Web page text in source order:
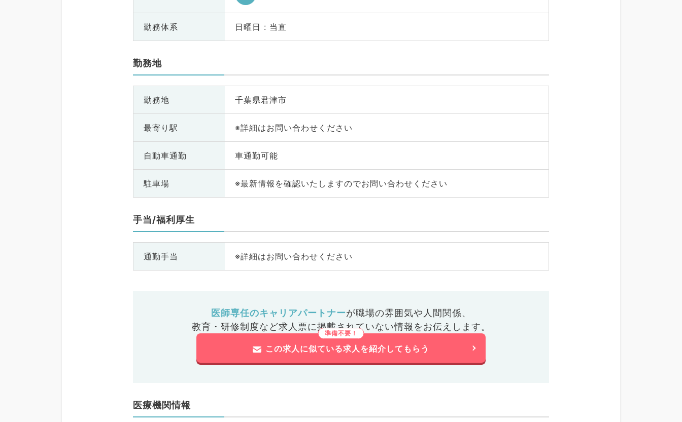
勤務体系 日曜日 : 当直
勤務地
勤務地 千葉県君津市
最寄り駅 ※詳細はお問い合わせください
自動車通勤 車通勤可能
駐車場 ※最新情報を確認いたしますのでお問い合わせください
手当/福利厚生
通勤手当 ※詳細はお問い合わせください
医師専任のキャリアパートナーが職場の雰囲気や人間関係、
教育・研修制度など求人票に掲載されていない情報をお伝えします。
この求人に似ている求人を紹介してもらう
医療機関情報